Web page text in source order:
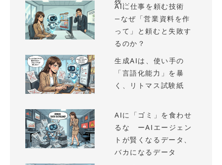
残...
AIに仕事を頼む技術
—なぜ「営業資料を作
って」と頼むと失敗す
るのか？
生成AIは、使い手の
「言語化能力」を暴
く、リトマス試験紙
AIに「ゴミ」を食わせ
るな ーAIエージェン
トが賢くなるデータ、
バカになるデータ